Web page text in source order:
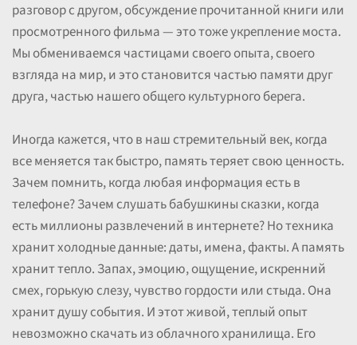
разговор с другом, обсуждение прочитанной книги или
просмотренного фильма — это тоже укрепление моста.
Мы обмениваемся частицами своего опыта, своего
взгляда на мир, и это становится частью памяти друг
друга, частью нашего общего культурного берега.
Иногда кажется, что в наш стремительный век, когда
все меняется так быстро, память теряет свою ценность.
Зачем помнить, когда любая информация есть в
телефоне? Зачем слушать бабушкины сказки, когда
есть миллионы развлечений в интернете? Но техника
хранит холодные данные: даты, имена, факты. А память
хранит тепло. Запах, эмоцию, ощущение, искренний
смех, горькую слезу, чувство гордости или стыда. Она
хранит душу события. И этот живой, теплый опыт
невозможно скачать из облачного хранилища. Его